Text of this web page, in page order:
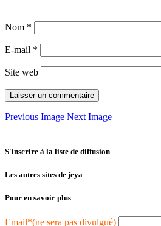
Nom *
E-mail *
Site web
Previous Image Next Image
S'inscrire à la liste de diffusion
Les autres sites de jeya
Pour en savoir plus
Email*(ne sera pas divulgué)